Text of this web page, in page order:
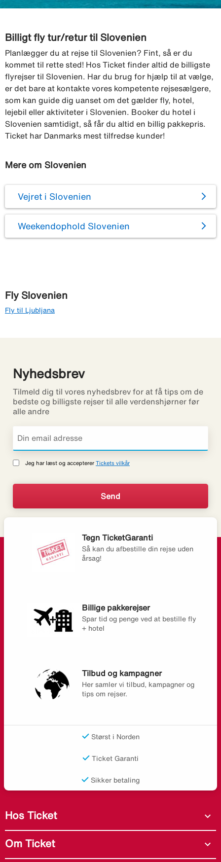
Billigt fly tur/retur til Slovenien
Planlægger du at rejse til Slovenien? Fint, så er du
kommet til rette sted! Hos Ticket finder altid de billigste
flyrejser til Slovenien. Har du brug for hjælp til at vælge,
er det bare at kontakte vores kompetente rejsesælgere,
som kan guide dig uanset om det gælder fly, hotel,
lejebil eller aktiviteter i Slovenien. Booker du hotel i
Slovenien samtidigt, så får du altid en billig pakkepris.
Ticket har Danmarks mest tilfredse kunder!
Mere om Slovenien
Vejret i Slovenien
Weekendophold Slovenien
Fly Slovenien
Fly til Ljubljana
Nyhedsbrev
Tilmeld dig til vores nyhedsbrev for at få tips om de
bedste og billigste rejser til alle verdenshjørner før
alle andre
Jeg har læst og accepterer Tickets vilkår
Tegn TicketGaranti
Så kan du afbestille din rejse uden
årsag!
Billige pakkerejser
Spar tid og penge ved at bestille fly
+ hotel
Tilbud og kampagner
Her samler vi tilbud, kampagner og
tips om rejser.
Størst i Norden
Ticket Garanti
Sikker betaling
Hos Ticket expand_more
Om Ticket expand_more